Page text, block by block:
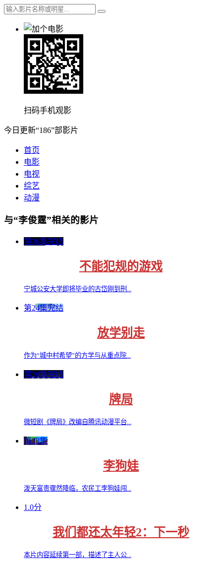
扫码手机观影
今日更新“186”部影片
首页
电影
电视
综艺
动漫
与“李俊霆”相关的影片
第36集完结
不能犯规的游戏
宁城公安大学即将毕业的古岱刚到刑...
第24集完结
放学别走
作为“城中村希望”的方学与从重点院...
第20集完结
牌局
微短剧《牌局》改编自腾讯动漫平台...
第23集
李狗娃
泼天富贵骤然降临，农民工李狗娃闯...
1.0分
我们都还太年轻2：下一秒
本片内容延续第一部，描述了主人公...